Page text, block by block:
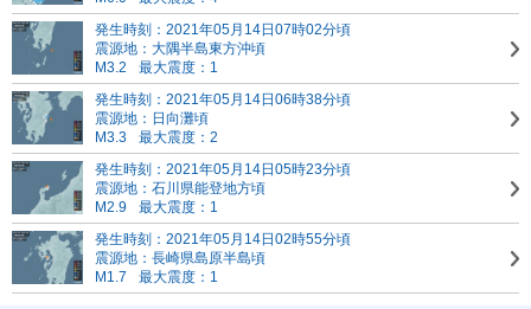
発生時刻：2021年05月14日07時02分頃
震源地：大隅半島東方沖頃
M3.2
最大震度：1
発生時刻：2021年05月14日06時38分頃
震源地：日向灘頃
M3.3
最大震度：2
発生時刻：2021年05月14日05時23分頃
震源地：石川県能登地方頃
M2.9
最大震度：1
発生時刻：2021年05月14日02時55分頃
震源地：長崎県島原半島頃
M1.7
最大震度：1